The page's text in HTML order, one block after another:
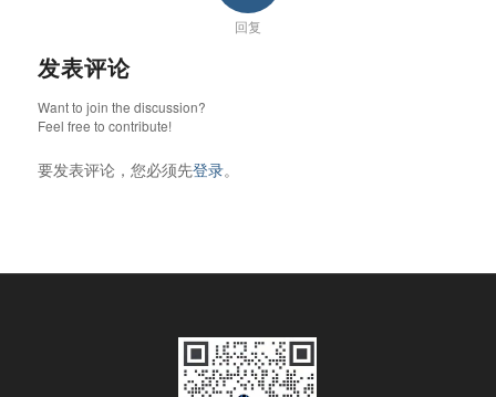
回复
发表评论
Want to join the discussion?
Feel free to contribute!
要发表评论，您必须先登录。